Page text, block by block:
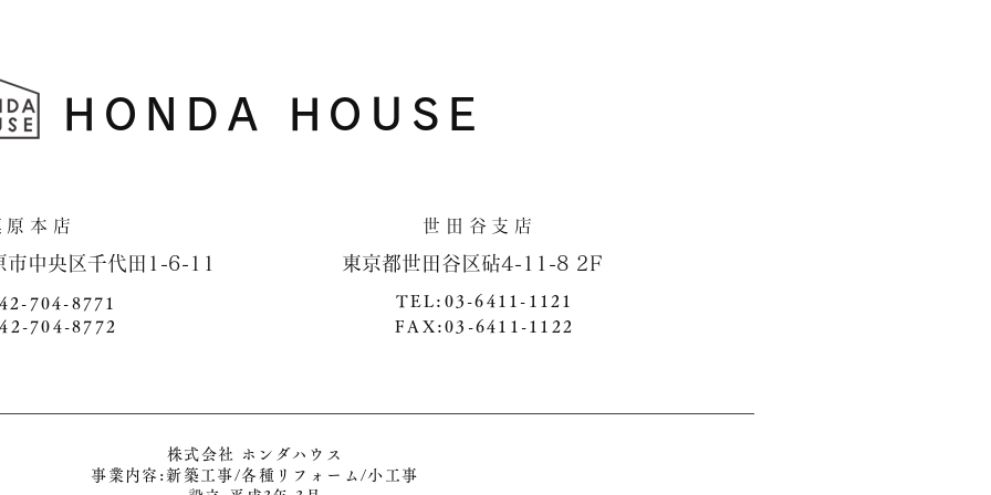
HONDA HOUSE
模原本店 世田谷支店
原市中央区千代田1-6-11 ​ 東京都世田谷区砧4-11-8 2F
704-8771
704-8772
TEL:03-6411-1121
FAX:03-6411-1122
株式会社 ホンダハウス
事業内容:新築工事/各種リフォーム/小工事